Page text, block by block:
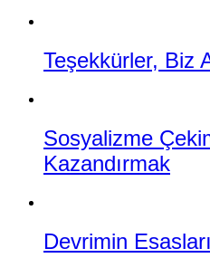
Teşekkürler, Biz
Sosyalizme
Kazandırmak
Devrimin